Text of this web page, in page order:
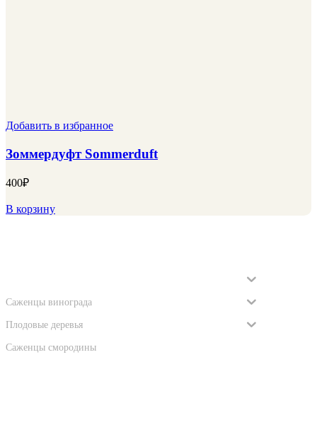
Добавить в избранное
Зоммердуфт Sommerduft
400₽
В корзину
Саженцы винограда
Плодовые деревья
Саженцы смородины